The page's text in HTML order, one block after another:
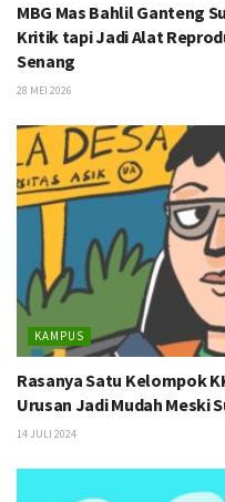
MBG Mas Bahlil Ganteng
Kritik tapi Jadi Alat
Senang
28 MEI 2026
KAMPUS
Rasanya Satu Kelompok
Urusan Jadi Mudah Meski
14 JULI 2024